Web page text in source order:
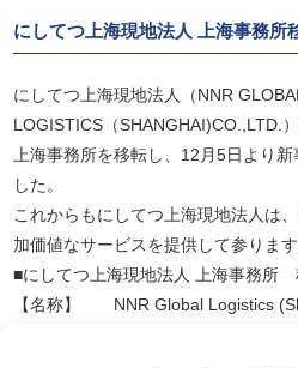
にしてつ上海現地法人 上海事務所
にしてつ上海現地法人（NNR GLOBAL
LOGISTICS（SHANGHAI)CO.,LTD.
上海事務所を移転し、12月5日より
した。
これからもにしてつ上海現地法人は
加価値なサービスを提供して参ります
■にしてつ上海現地法人 上海事務所
【名称】 NNR Global Logistics